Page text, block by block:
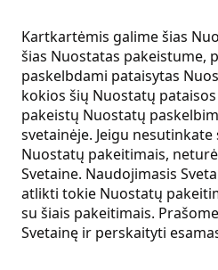
Kartkartėmis galime šias
šias Nuostatas pakeistume,
paskelbdami pataisytas
kokios šių Nuostatų
pakeistų Nuostatų
svetainėje. Jeigu
Nuostatų pakeitimais,
Svetaine. Naudojimasis
atlikti tokie Nuostatų
su šiais pakeitimais.
Svetainę ir perskaityti